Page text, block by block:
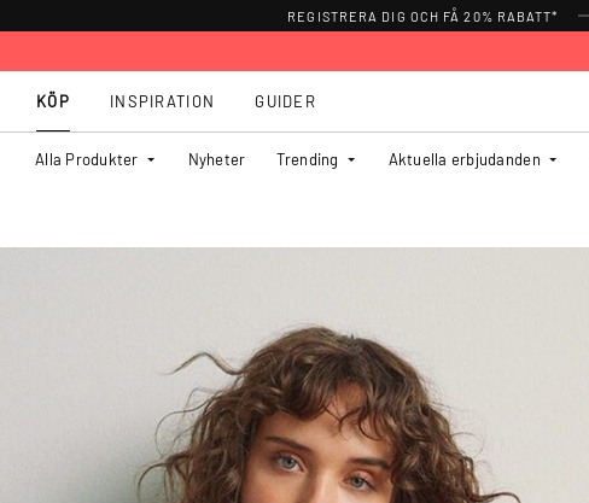
REGISTRERA DIG OCH FÅ 20% RABATT*
KÖP
Alla Produkter Nyheter Trending Aktuella erbjudanden
INSPIRATION GUIDER